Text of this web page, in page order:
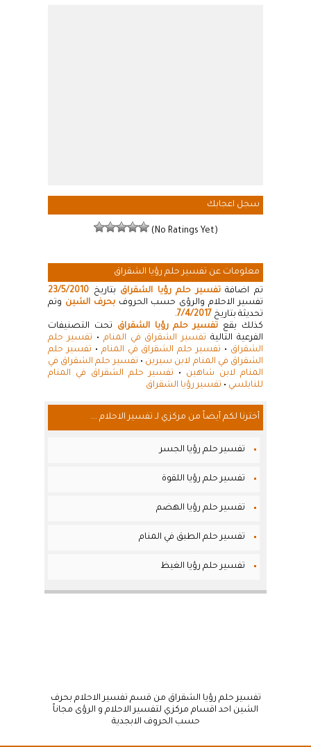
سجل اعجابك
(No Ratings Yet)
معلومات عن تفسير حلم رؤيا الشقراق
تم اضافةتفسير حلم رؤيا الشقراق بتاريخ 23/5/2010
تفسير الاحلام والرؤى حسب الحروفبحرف الشين وتم
تحديثة بتاريخ 7/4/2017
.
كذلك يقع تفسير حلم رؤيا الشقراق تحت التصنيفات
الفرعية التالية تفسير الشقراق في المنام • تفسير حلم
الشقراق • تفسير حلم الشقراق في المنام • تفسير حلم
الشقراق في المنام لابن سيرين • تفسير حلم الشقراق في
المنام لابن شاهين • تفسير حلم الشقراق في المنام
للنابلسي • تفسير رؤيا الشقراق
أخترنا لكم أيضاً من مركزي لـ تفسير الاحلام ...
تفسير حلم رؤيا الجسر
تفسير حلم رؤيا اللقوة
تفسير حلم رؤيا الهضم
تفسير حلم الطبق في المنام
تفسير حلم رؤيا الغيظ
تفسير حلم رؤيا الشقراق من قسم تفسير الاحلام بحرف
الشين احد اقسام مركزي لتفسير الاحلام و الرؤى مجاناً
حسب الحروف الابجدية